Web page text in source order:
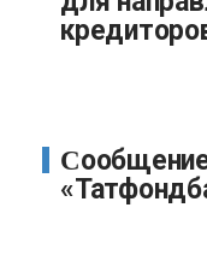
Сообщение о снятии лотов -